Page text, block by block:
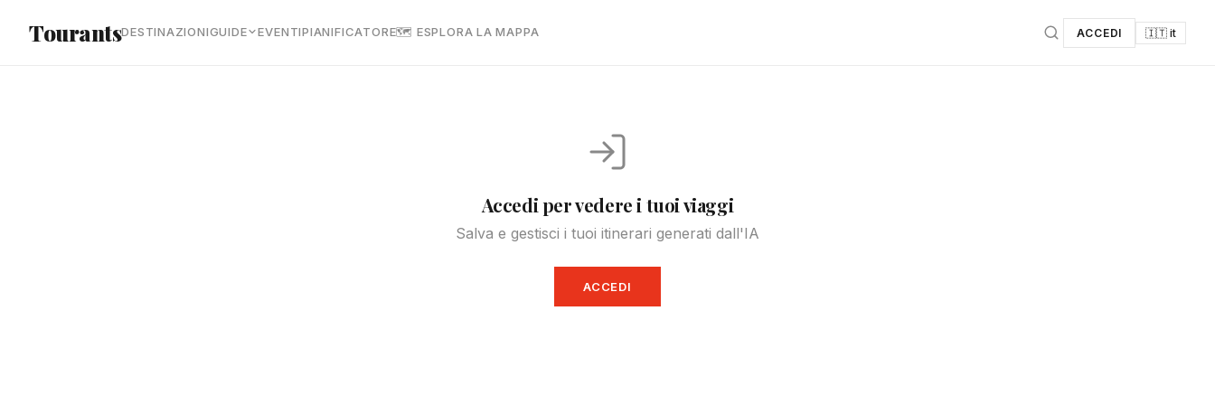
TourantsDESTINAZIONIGUIDE EVENTIPIANIFICATORE🗺 ESPLORA LA MAPPA ACCEDI 🇮🇹 it
Accedi per vedere i tuoi viaggi
Salva e gestisci i tuoi itinerari generati dall'IA
ACCEDI